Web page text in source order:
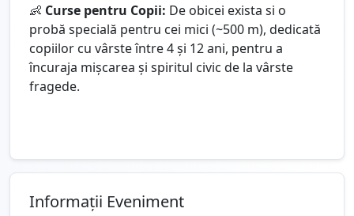
👶 Curse pentru Copii: De obicei exista si o
probă specială pentru cei mici (~500 m), dedicată
copiilor cu vârste între 4 și 12 ani, pentru a
încuraja mișcarea și spiritul civic de la vârste
fragede.
Informații Eveniment